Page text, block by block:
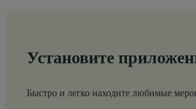
Установите
Быстро и легко находите любимые